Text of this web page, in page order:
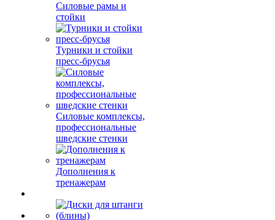
Силовые рамы и
стойки
Турники и стойки
пресс-брусья
Силовые комплексы,
профессиональные
шведские стенки
Дополнения к
тренажерам